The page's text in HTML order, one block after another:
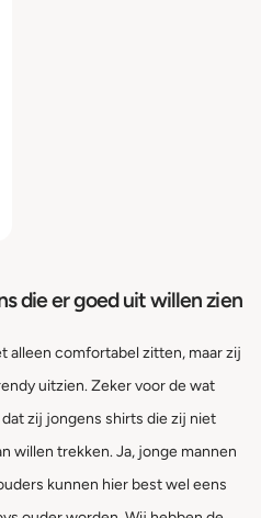
die er goed uit willen zien
alleen comfortabel zitten, maar zij
uitzien. Zeker voor de wat
zij jongens shirts die zij niet
willen trekken. Ja, jonge mannen
kunnen hier best wel eens